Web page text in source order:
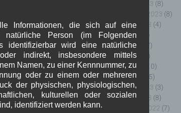
Oktober 2023 (8)
September 2023 (8)
August 2023 (4)
Juli 2023
(8)
Juni 2023
(7)
Mai 2023
(8)
April 2023
(10)
März 2023
(5)
Februar 2023 (3)
Januar 2023 (8)
Dezember 2022 (7)
Informationen, die sich auf eine
natürliche Person (im Folgenden
identifizierbar wird eine natürliche
indirekt, insbesondere mittels
Namen, zu einer Kennnummer, zu
oder zu einem oder mehreren
der physischen, physiologischen,
kulturellen oder sozialen
identifiziert werden kann.